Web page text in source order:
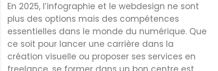
En 2025, l’infographie et le webdesign ne sont
plus des options mais des compétences
essentielles dans le monde du numérique. Que
ce soit pour lancer une carrière dans la
création visuelle ou proposer ses services en